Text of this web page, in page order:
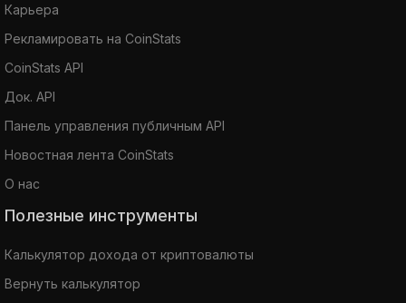
Карьера
Рекламировать на CoinStats
CoinStats API
Док. API
Панель управления публичным API
Новостная лента CoinStats
О нас
Полезные инструменты
Калькулятор дохода от криптовалюты
Вернуть калькулятор